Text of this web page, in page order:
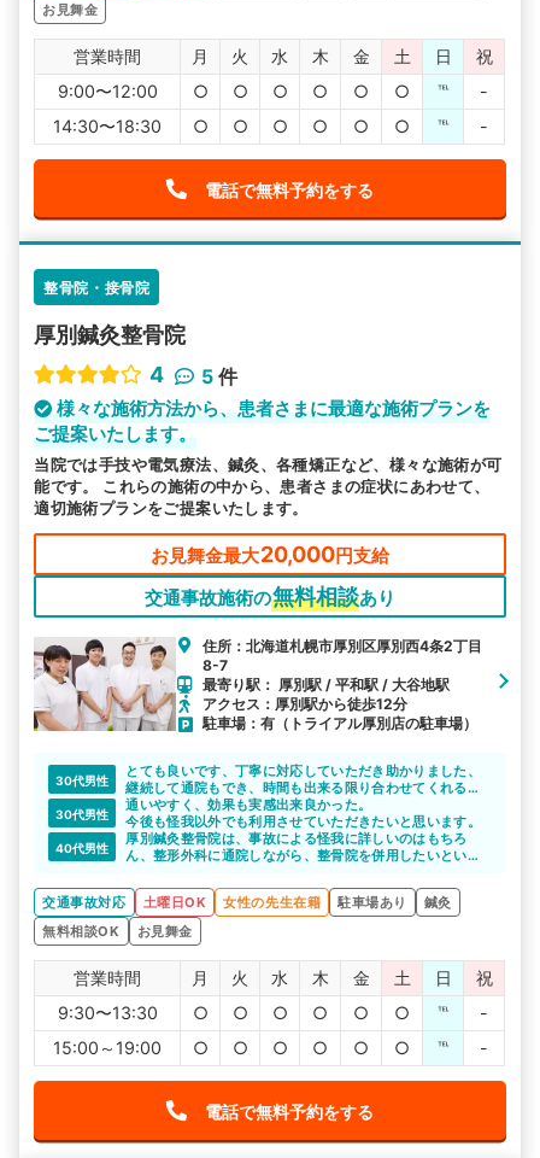
お見舞金
営業時間 月 火 水 木 金 土 日
祝
9:00〜12:00
○ ○ ○ ○ ○ ○ ℡
-
14:30〜18:30
○ ○ ○ ○ ○ ○ ℡ -
電話で無料予約をする
整骨院・接骨院
厚別鍼灸整骨院
4
5 件
様々な施術方法から、患者さまに最適な施術プランを
ご提案いたします。
当院では手技や電気療法、鍼灸、各種矯正など、様々な施術が可
能です。 これらの施術の中から、患者さまの症状にあわせて、
適切施術プランをご提案いたします。
お見舞金最大20,000円支給
交通事故施術の無料相談あり
住所：北海道札幌市厚別区厚別西4条2丁目
8-7
最寄り駅： 厚別駅 / 平和駅 / 大谷地駅
アクセス：厚別駅から徒歩12分
駐車場：有（トライアル厚別店の駐車場）
30代男性
とても良いです、丁寧に対応していただき助かりました、
継続して通院もでき、時間も出来る限り合わせてくれるの
で助かってます。
30代男性
通いやすく、効果も実感出来良かった。
今後も怪我以外でも利用させていただきたいと思います。
40代男性
厚別鍼灸整骨院は、事故による怪我に詳しいのはもちろ
ん、整形外科に通院しながら、整骨院を併用したいという
迷っている方は相談しやすいと思います。
交通事故対応 土曜日OK 女性の先生在籍 駐車場あり
鍼灸
無料相談OK
お見舞金
営業時間 月 火 水 木 金 土 日
祝
9:30〜13:30
○ ○ ○ ○ ○ ○ ℡
-
15:00～19:00
○ ○ ○ ○ ○ ○ ℡ -
電話で無料予約をする